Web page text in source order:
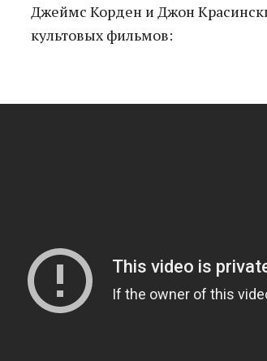
Джеймс Корден и Джон
культовых фильмов: